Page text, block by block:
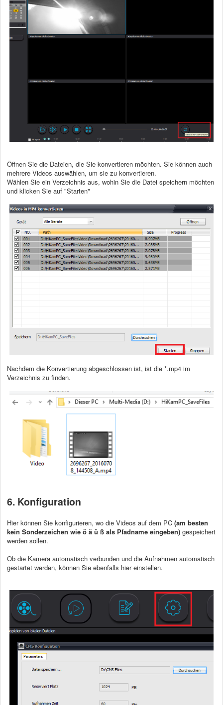
Öffnen Sie die Dateien, die Sie konvertieren möchten. Sie können auch
mehrere Videos auswählen, um sie zu konvertieren.
Wählen Sie ein Verzeichnis aus, wohin Sie die Datei speichern möchten
und klicken Sie auf "Starten"
Nachdem die Konvertierung abgeschlossen ist, ist die *.mp4 im
Verzeichnis zu finden.
6. Konfiguration
Hier können Sie konfigurieren, wo die Videos auf dem PC (am besten
kein Sonderzeichen wie ö ä ü ß als Pfadname eingeben) gespeichert
werden sollen.
Ob die Kamera automatisch verbunden und die Aufnahmen automatisch
gestartet werden, können Sie ebenfalls hier einstellen.